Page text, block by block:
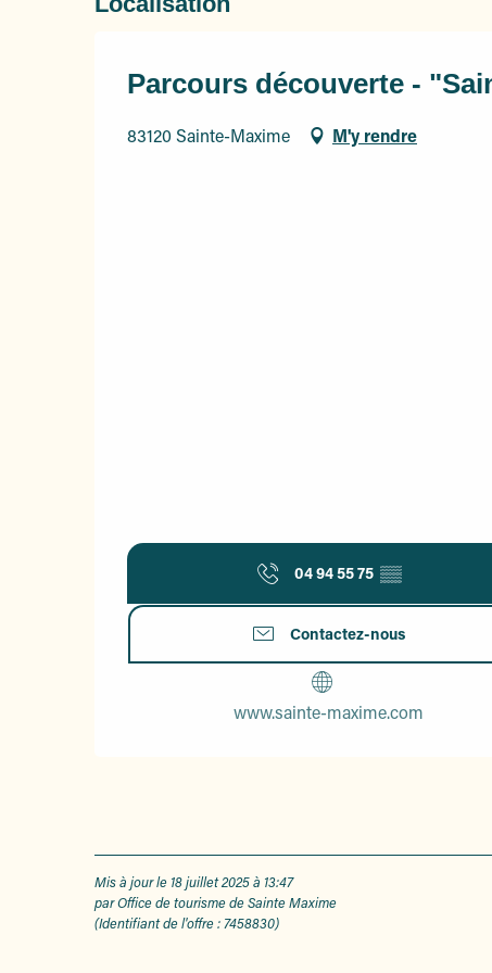
Parcours découverte -
83120 Sainte-Maxime M'y rendre
04 94 55 75 ▒▒
Contactez-nous
www.sainte-maxime.com
Mis à jour le 18 juillet 2025 à 13:47
par Office de tourisme de Sainte Maxime
(Identifiant de l'offre : 7458830)